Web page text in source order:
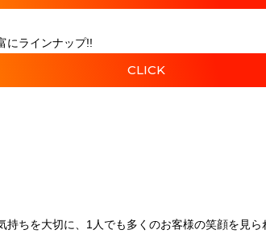
にラインナップ!!
CLICK
ちを大切に、1人でも多くのお客様の笑顔を見